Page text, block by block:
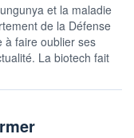
et la maladie
de la Défense
à faire oublier ses
La biotech fait